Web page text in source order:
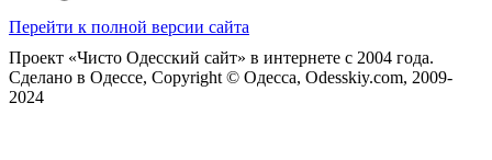
Перейти к полной версии сайта
Проект «Чисто Одесский сайт» в интернете с 2004 года.
Сделано в Одессе, Copyright © Одесса, Odesskiy.com, 2009-
2024